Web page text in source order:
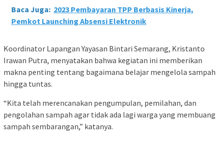
Baca Juga: 2023 Pembayaran TPP Berbasis Kinerja,
Pemkot Launching Absensi Elektronik
Koordinator Lapangan Yayasan Bintari Semarang, Kristanto
Irawan Putra, menyatakan bahwa kegiatan ini memberikan
makna penting tentang bagaimana belajar mengelola sampah
hingga tuntas.
“Kita telah merencanakan pengumpulan, pemilahan, dan
pengolahan sampah agar tidak ada lagi warga yang membuang
sampah sembarangan,” katanya.